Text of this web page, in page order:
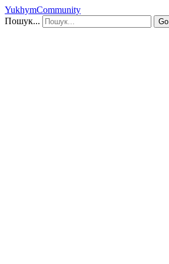
YukhymCommunity
Пошук...
Go